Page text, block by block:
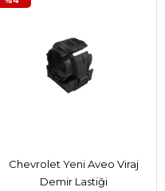
Chevrolet Yeni Aveo Viraj
Demir Lastiği